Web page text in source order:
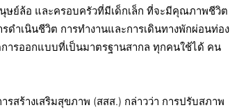
ษย์ล้อ และครอบครัวที่มีเด็กเล็ก ที่จะมีคุณภาพชีวิต
ำเนินชีวิต การทำงานและการเดินทางพักผ่อนท่อง
ารออกแบบที่เป็นมาตรฐานสากล ทุกคนใช้ได้ คน
สร้างเสริมสุขภาพ (สสส.) กล่าวว่า การปรับสภาพ